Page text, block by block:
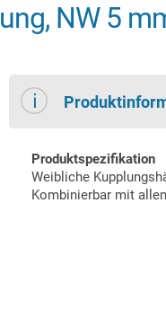
NW 5
Produktspezifikation
Weibliche
Kombinierbar mit